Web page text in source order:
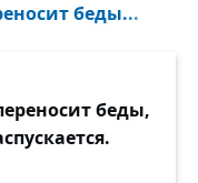
беды...
беды,